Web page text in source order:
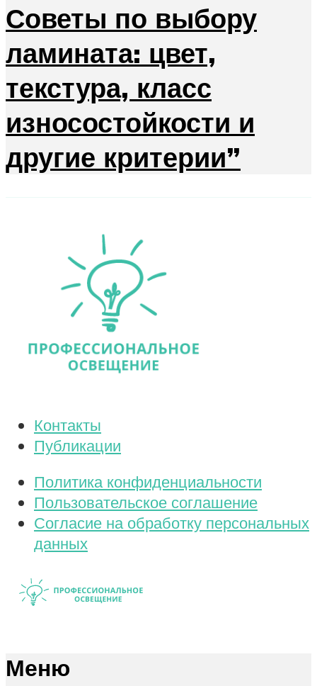
Советы по выбору
ламината: цвет,
текстура, класс
износостойкости и
другие критерии”
Контакты
Публикации
Политика конфиденциальности
Пользовательское соглашение
Согласие на обработку персональных
данных
Меню